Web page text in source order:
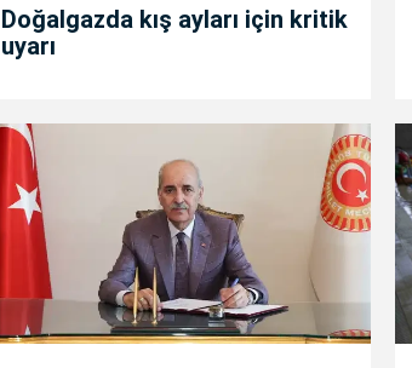
Doğalgazda kış ayları için kritik
uyarı